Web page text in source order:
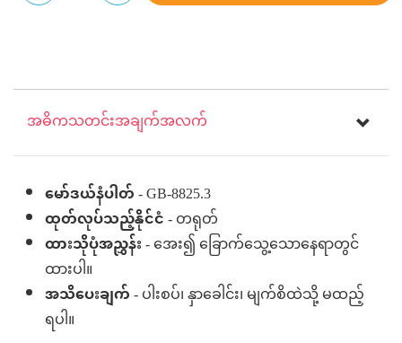
အဓိကသတင်းအချက်အလက်
မော်ဒယ်နံပါတ်- GB-8825.3
ထုတ်လုပ်သည့်နိုင်ငံ- တရုတ်
ထားသိုပုံအညွှန်း- အေး၍ ခြောက်သွေ့သောနေရာတွင်
ထားပါ။
အသိပေးချက်- ပါးစပ်၊ နှာခေါင်း၊ မျက်စိထဲသို့ မထည့်
ရပါ။